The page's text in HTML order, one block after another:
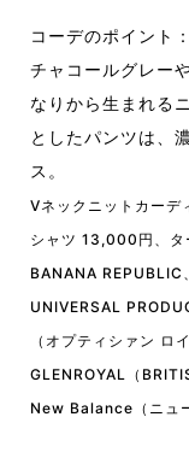
コーデのポイント：
チャコールグレー
なりから生まれる
としたパンツは、
ス。
Vネックニットカー
シャツ 13,000円、タ
BANANA REPUBLIC
UNIVERSAL
（オプティシァン
GLENROYAL（
New Balance（ニュ